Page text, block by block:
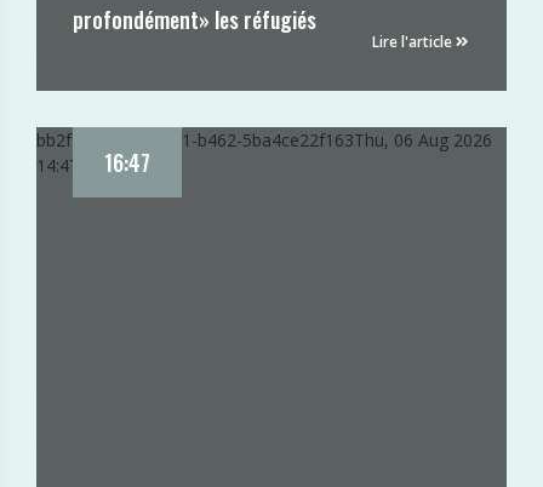
profondément» les réfugiés
Lire l'article
bb2f7cf0-91a5-11f1-b462-5ba4ce22f163Thu, 06 Aug 2026
14:47:21 GMT
16:47